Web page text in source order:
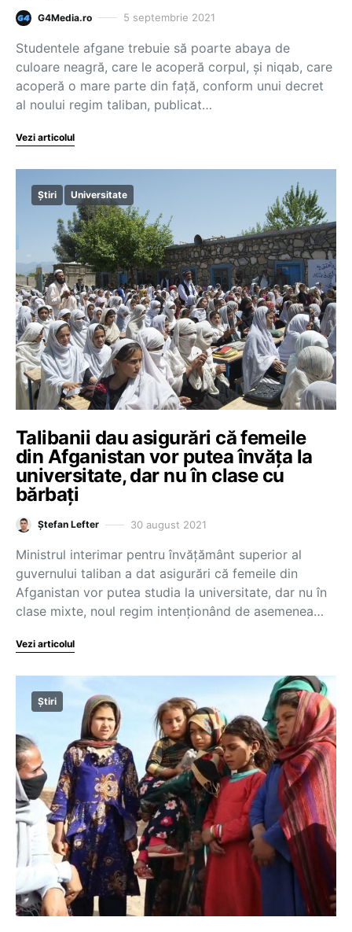
G4Media.ro 5 septembrie 2021
Studentele afgane trebuie să poarte abaya de
culoare neagră, care le acoperă corpul, şi niqab, care
acoperă o mare parte din faţă, conform unui decret
al noului regim taliban, publicat…
Vezi articolul
Știri Universitate
Talibanii dau asigurări că femeile
din Afganistan vor putea învăța la
universitate, dar nu în clase cu
bărbați
Ștefan Lefter 30 august 2021
Ministrul interimar pentru învăţământ superior al
guvernului taliban a dat asigurări că femeile din
Afganistan vor putea studia la universitate, dar nu în
clase mixte, noul regim intenţionând de asemenea…
Vezi articolul
Știri